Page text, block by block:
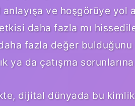
ve hoşgörüye yol
daha fazla mı
fazla değer
ya da çatışma
dijital dünyada bu